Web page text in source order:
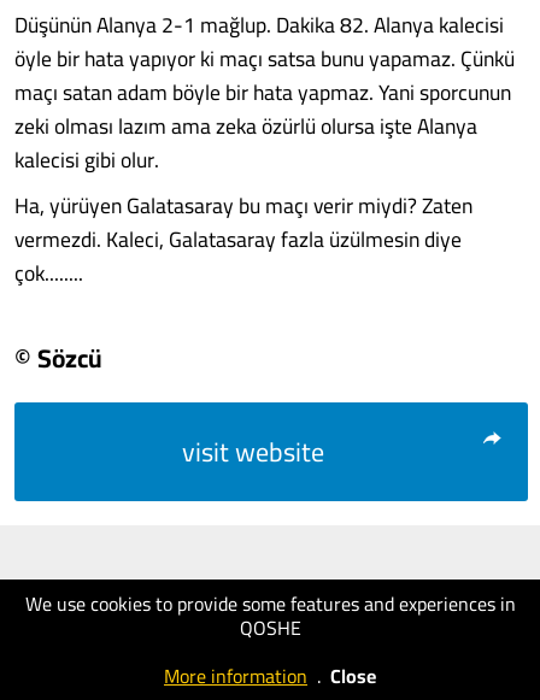
We use cookies to provide some features and experiences in
QOSHE
More information . Close
Düşünün Alanya 2-1 mağlup. Dakika 82. Alanya kalecisi
öyle bir hata yapıyor ki maçı satsa bunu yapamaz. Çünkü
maçı satan adam böyle bir hata yapmaz. Yani sporcunun
zeki olması lazım ama zeka özürlü olursa işte Alanya
kalecisi gibi olur.
Ha, yürüyen Galatasaray bu maçı verir miydi? Zaten
vermezdi. Kaleci, Galatasaray fazla üzülmesin diye
çok........
© Sözcü
visit website